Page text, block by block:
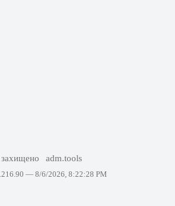
захищено adm.tools
— 8/6/2026, 8:22:28 PM